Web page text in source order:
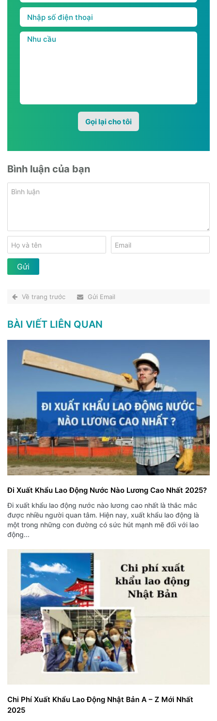
Bình luận của bạn
Về trang trước Gửi Email
BÀI VIẾT LIÊN QUAN
Đi Xuất Khẩu Lao Động Nước Nào Lương Cao Nhất 2025?
Đi xuất khẩu lao động nước nào lương cao nhất là thắc mắc
được nhiều người quan tâm. Hiện nay, xuất khẩu lao động là
một trong những con đường có sức hút mạnh mẽ đối với lao
động...
Chi Phí Xuất Khẩu Lao Động Nhật Bản A – Z Mới Nhất
2025